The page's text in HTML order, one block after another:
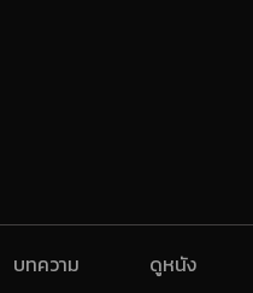
บทความ ดูหนัง